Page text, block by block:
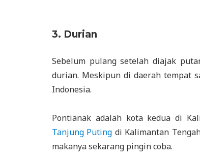
3. Durian
Sebelum pulang setelah diajak
durian. Meskipun di daerah tempat
Indonesia.
Pontianak adalah kota kedua di
Tanjung Puting di Kalimantan
makanya sekarang pingin coba.